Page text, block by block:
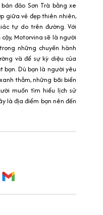
đảo Sơn Trà bằng xe
giữa vẻ đẹp thiên nhiên,
tự do trên đường. Với
Motorvina sẽ là người
những chuyến hành
và để sự kỳ diệu của
bạn. Dù bạn là người yêu
thẳm, những bãi biển
muốn tìm hiểu lịch sử
là địa điểm bạn nên đến